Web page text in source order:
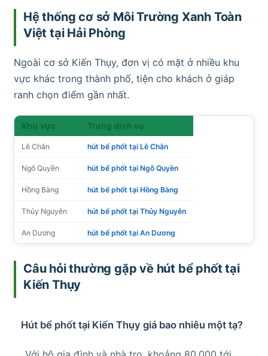
Hệ thống cơ sở Môi Trường Xanh Toàn
Việt tại Hải Phòng
Ngoài cơ sở Kiến Thụy, đơn vị có mặt ở nhiều khu
vực khác trong thành phố, tiện cho khách ở giáp
ranh chọn điểm gần nhất.
Khu vực Trang dịch vụ
Lê Chân hút bể phốt tại Lê Chân
Ngô Quyền hút bể phốt tại Ngô Quyền
Hồng Bàng hút bể phốt tại Hồng Bàng
Thủy Nguyên hút bể phốt tại Thủy Nguyên
An Dương hút bể phốt tại An Dương
Câu hỏi thường gặp về hút bể phốt tại
Kiến Thụy
Hút bể phốt tại Kiến Thụy giá bao nhiêu một tạ?